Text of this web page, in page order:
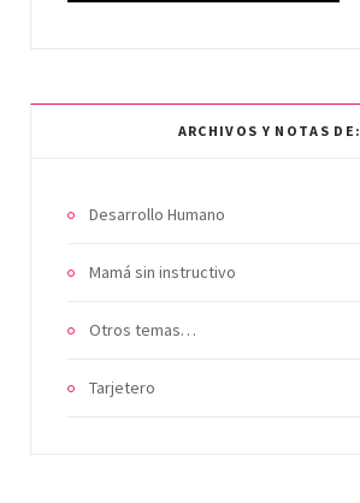
ARCHIVOS Y NOTAS DE:
Desarrollo Humano
Mamá sin instructivo
Otros temas…
Tarjetero